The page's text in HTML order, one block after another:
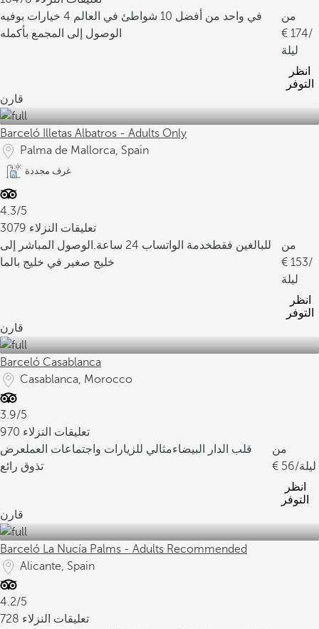
في واحد من أفضل 10 شواطئ في العالم
4 خيارات بوفيه
الوصول إلى المجمع بأكمله
من
174/
ليلة
انظر
التوفر
قارن
Barceló Illetas Albatros - Adults Only
Palma de Mallorca, Spain
غرف مجددة
4.3/5
3079 تعليقات النزلاء
للبالغين فقطخدمة الواتساب 24 ساعة.
الوصول المباشر إلى
خليج صغير في خليج بالما
من
153/
ليلة
انظر
التوفر
قارن
Barceló Casablanca
Casablanca, Morocco
3.9/5
970 تعليقات النزلاء
قلب الدار البيضاءمثالي للزيارات واجتماعات العملعرض
تذوق رائع
من
56 /ليلة
انظر
التوفر
قارن
Barceló La Nucía Palms - Adults Recommended
Alicante, Spain
4.2/5
728 تعليقات النزلاء